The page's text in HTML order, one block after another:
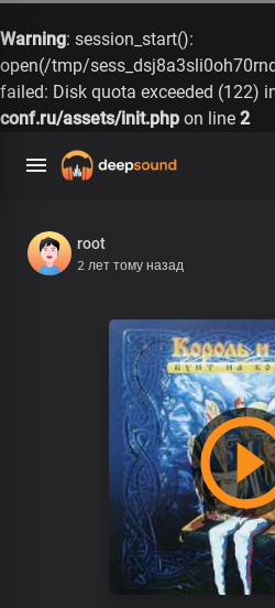
Warning: session_start():
open(/tmp/
failed: Disk quota exceeded (122)
conf.ru/assets/init.php on line 2
root
2 лет тому назад